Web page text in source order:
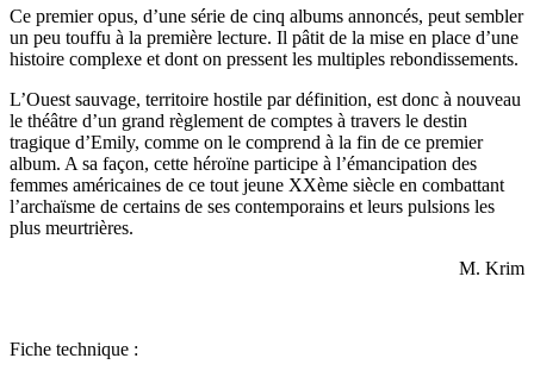
Ce premier opus, d’une série de cinq albums annoncés, peut sembler
un peu touffu à la première lecture. Il pâtit de la mise en place d’une
histoire complexe et dont on pressent les multiples rebondissements.
L’Ouest sauvage, territoire hostile par définition, est donc à nouveau
le théâtre d’un grand règlement de comptes à travers le destin
tragique d’Emily, comme on le comprend à la fin de ce premier
album. A sa façon, cette héroïne participe à l’émancipation des
femmes américaines de ce tout jeune XXème siècle en combattant
l’archaïsme de certains de ses contemporains et leurs pulsions les
plus meurtrières.
M. Krim
Fiche technique :